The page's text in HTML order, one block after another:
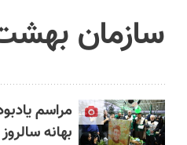
سازمان‌
مراسم
بهانه